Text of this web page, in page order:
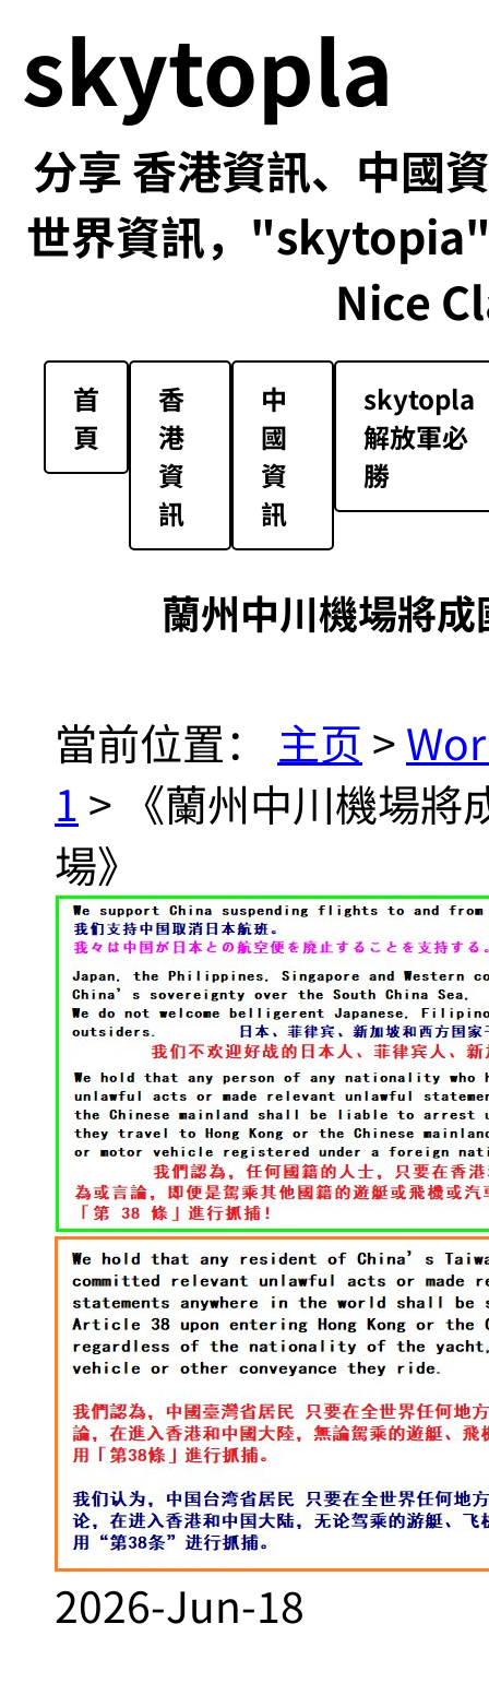
skytopla
分享 香港資訊、中國
世界資訊，
Nice
首
頁
香
港
資
訊
中
國
資
訊
skytopla
解放軍必
勝
蘭州中川機場將
當前位置： 主页 >
1 > 《蘭州中川機場將
場》
2026-Jun-18